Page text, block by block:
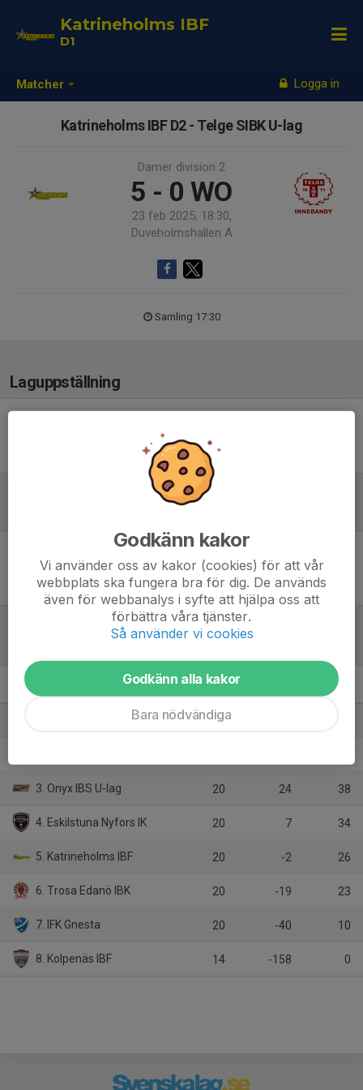
Matcher Logga in
Katrineholms IBF
D1
Katrineholms IBF D2 - Telge SIBK U-lag
Damer division 2
5 - 0 WO
23 feb 2025, 18:30,
Duveholmshallen A
Samling 17:30
Laguppställning
Ingen uppställning ifylld
Inget referat skrivet
Damer division 2
20
3. Onyx IBS U-lag 20 24 38
4. Eskilstuna Nyfors IK 20 7 34
5. Katrineholms IBF 20 -2 26
6. Trosa Edanö IBK 20 -19 23
7. IFK Gnesta 20 -40 10
8. Kolpenäs IBF 14 -158 0
Godkänn kakor
Vi använder oss av kakor (cookies) för att vår
webbplats ska fungera bra för dig. De används
även för webbanalys i syfte att hjälpa oss att
förbättra våra tjänster.
Så använder vi cookies
Godkänn alla kakor
Bara nödvändiga